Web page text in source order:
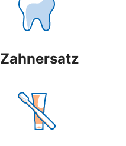
Zahnersatz